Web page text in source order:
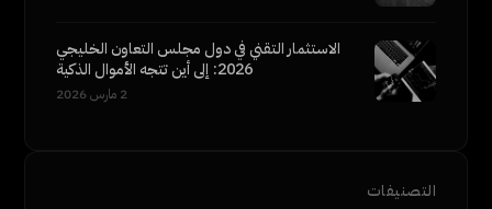
الاستثمار التقني في دول مجلس التعاون الخليجي
2026: إلى أين تتجه الأموال الذكية
2 مارس 2026
التصنيفات